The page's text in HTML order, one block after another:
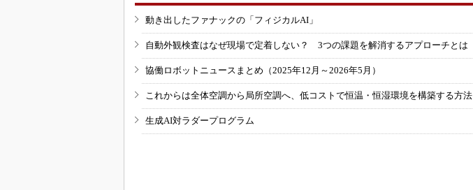
動き出したファナックの「フィジカルAI」
自動外観検査はなぜ現場で定着しない？ 3つの課題を解消するアプローチとは
協働ロボットニュースまとめ（2025年12月～2026年5月）
これからは全体空調から局所空調へ、低コストで恒温・恒湿環境を構築する方法
生成AI対ラダープログラム